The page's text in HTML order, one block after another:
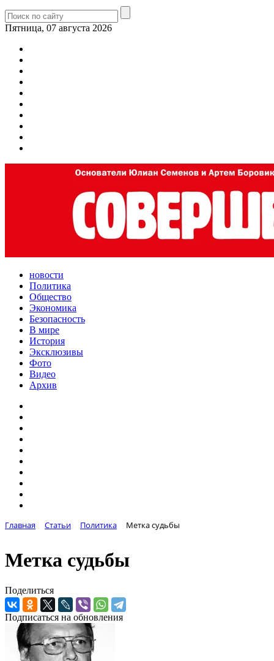
Пятница, 07 августа 2026
новости
Политика
Общество
Экономика
Безопасность
В мире
История
Эксклюзивы
Фото
Видео
Архив
Главная Статьи Политика Метка судьбы
Метка судьбы
Поделиться
Подписаться на обновления